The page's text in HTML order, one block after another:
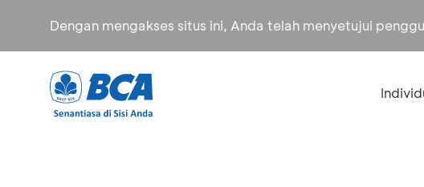
Dengan mengakses situs ini, Anda telah menyetujui